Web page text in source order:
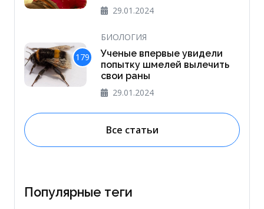
29.01.2024
179
БИОЛОГИЯ
Ученые впервые увидели
попытку шмелей вылечить
свои раны
29.01.2024
Все статьи
Популярные теги